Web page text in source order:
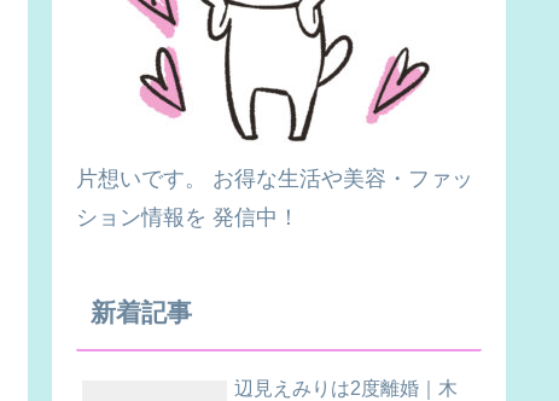
片想いです。 お得な生活や美容・ファッ
ション情報を 発信中！
新着記事
辺見えみりは2度離婚｜木